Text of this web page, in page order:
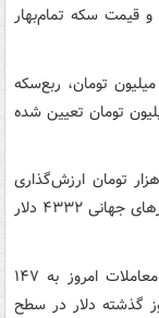
۱۷۷ میلیون تومان و قیمت سکه تمام‌بهار
در بازار سبزه‌میدان، قیمت نیم‌سکه بهار آزادی ۹۳ میلیون تومان، ربع‌سکه
۵۲ میلیون تومان و سکه یک‌گرمی ۲۷ میلیون تومان تعیین شده
هر مثقال طلا در بازار داخلی، ۷۸ میلیون و ۱۰۰ هزار تومان ارزش‌گذاری
شده است؛ ضمن اینکه قیمت هر اونس طلا در بازارهای جهانی ۴۳۳۲ دلار
بر اساس آخرین نرخ‌های اعلامی، قیمت دلار در معاملات امروز به ۱۴۷
روز گذشته دلار در سطح